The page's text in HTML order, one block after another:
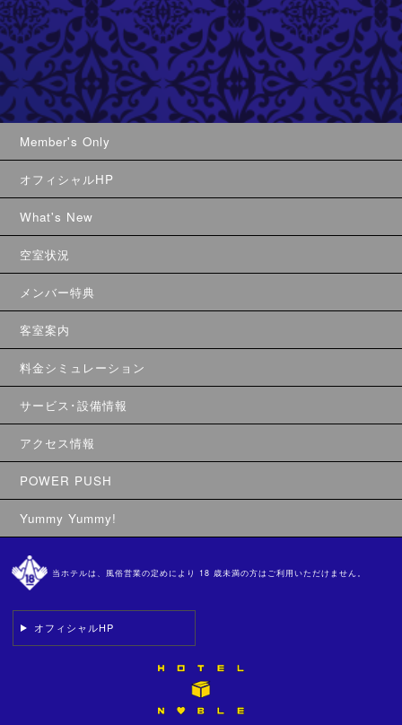
Member's Only
オフィシャルHP
What's New
空室状況
メンバー特典
客室案内
料金シミュレーション
サービス･設備情報
アクセス情報
POWER PUSH
Yummy Yummy!
当ホテルは、風俗営業の定めにより 18 歳未満の方はご利用いただけません。
オフィシャルHP